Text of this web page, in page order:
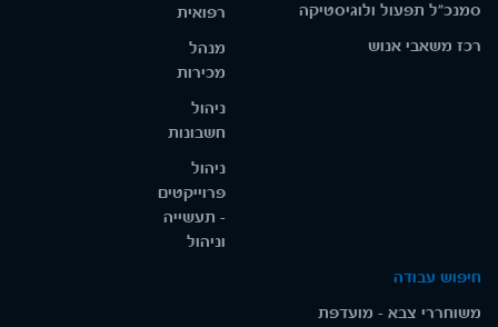
סמנכ"ל תפעול ולוגיסטיקה
רכז משאבי אנוש
רפואית
מנהל
מכירות
ניהול
חשבונות
ניהול
פרוייקטים
- תעשייה
וניהול
חיפוש עבודה
משוחררי צבא - מועדפת